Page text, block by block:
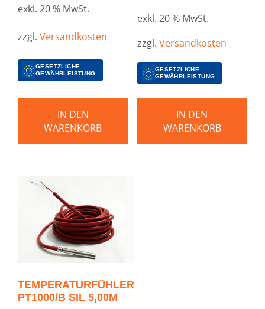
exkl. 20 % MwSt.
zzgl. Versandkosten
GESETZLICHE
GEWÄHRLEISTUNG
IN DEN
WARENKORB
exkl. 20 % MwSt.
zzgl. Versandkosten
GESETZLICHE
GEWÄHRLEISTUNG
IN DEN
WARENKORB
TEMPERATURFÜHLER
PT1000/B SIL 5,00M